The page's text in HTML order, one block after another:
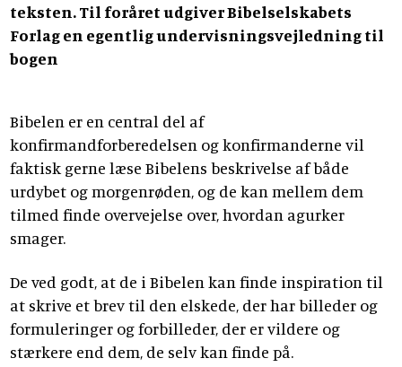
teksten. Til foråret udgiver Bibelselskabets
Forlag en egentlig undervisningsvejledning til
bogen
Bibelen er en central del af
konfirmandforberedelsen og konfirmanderne vil
faktisk gerne læse Bibelens beskrivelse af både
urdybet og morgenrøden, og de kan mellem dem
tilmed finde overvejelse over, hvordan agurker
smager.
De ved godt, at de i Bibelen kan finde inspiration til
at skrive et brev til den elskede, der har billeder og
formuleringer og forbilleder, der er vildere og
stærkere end dem, de selv kan finde på.